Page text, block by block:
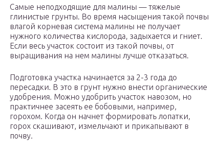
Самые неподходящие для малины — тяжелые
глинистые грунты. Во время насыщения такой почвы
влагой корневая система малины не получает
нужного количества кислорода, задыхается и гниет.
Если весь участок состоит из такой почвы, от
выращивания на нем малины лучше отказаться.
Подготовка участка начинается за 2-3 года до
пересадки. В это в грунт нужно внести органические
удобрения. Можно удобрить участок навозом, но
практичнее засеять ее бобовыми, например,
горохом. Когда он начнет формировать лопатки,
горох скашивают, измельчают и прикапывают в
почву.